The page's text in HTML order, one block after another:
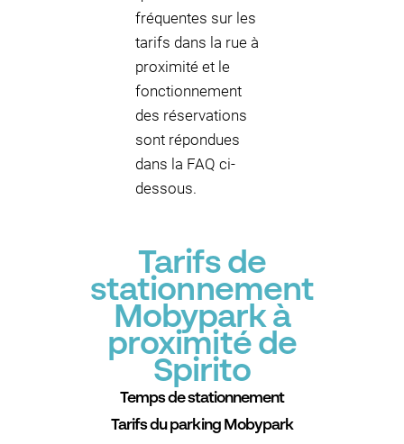
fréquentes sur les
tarifs dans la rue à
proximité et le
fonctionnement
des réservations
sont répondues
dans la FAQ ci-
dessous.
Tarifs de
stationnement
Mobypark à
proximité de
Spirito
Temps de stationnement
Tarifs du parking Mobypark